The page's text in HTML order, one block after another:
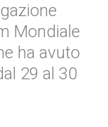
Mondiale
ha avuto
29 al 30